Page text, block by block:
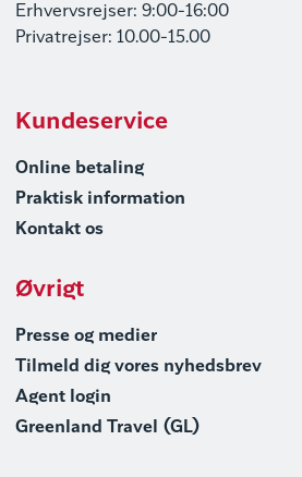
Erhvervsrejser: 9:00-16:00
Privatrejser: 10.00-15.00
Kundeservice
Online betaling
Praktisk information
Kontakt os
Øvrigt
Presse og medier
Tilmeld dig vores nyhedsbrev
Agent login
Greenland Travel (GL)